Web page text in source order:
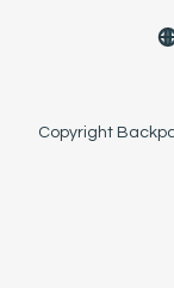
Copyright